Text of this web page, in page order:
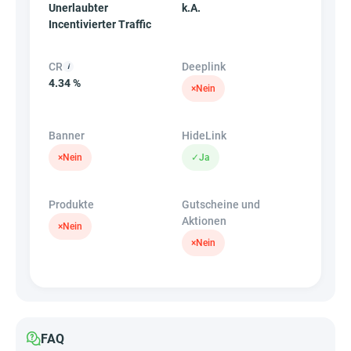
Unerlaubter
Incentivierter Traffic
k.A.
CR
4.34 %
Deeplink
×Nein
Banner
×Nein
HideLink
✓Ja
Produkte
×Nein
Gutscheine und
Aktionen
×Nein
FAQ